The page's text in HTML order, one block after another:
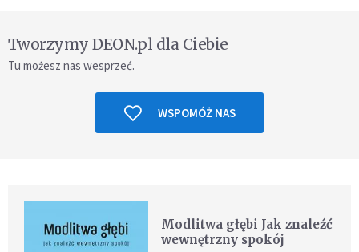
Tworzymy DEON.pl dla Ciebie
Tu możesz nas wesprzeć.
WSPOMÓŻ NAS
Modlitwa głębi Jak znaleźć
wewnętrzny spokój